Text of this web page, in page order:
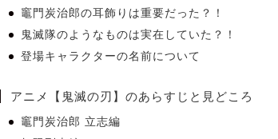
竈門炭治郎の耳飾りは重要だった？！
鬼滅隊のようなものは実在していた？！
登場キャラクターの名前について
アニメ【鬼滅の刃】のあらすじと見どころ
竈門炭治郎 立志編